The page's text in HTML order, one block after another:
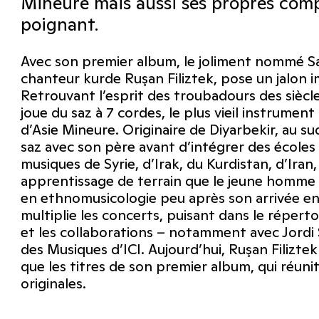
poignant.
Avec son premier album, le joliment nommé
chanteur kurde Ruşan Filiztek, pose un jalon
Retrouvant l’esprit des troubadours des
joue du saz à 7 cordes, le plus vieil
d’Asie Mineure. Originaire de Diyarbekir, au
saz avec son père avant d’intégrer des
musiques de Syrie, d’Irak, du Kurdistan,
apprentissage de terrain que le jeune
en ethnomusicologie peu après son arrivée
multiplie les concerts, puisant dans le
et les collaborations – notamment avec Jordi
des Musiques d’ICI. Aujourd’hui, Ruşan
que les titres de son premier album, qui
originales.